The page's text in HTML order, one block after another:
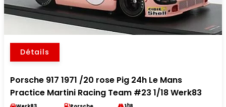
Détails
Porsche 917 1971 /20 rose Pig 24h Le Mans
Practice Martini Racing Team #23 1/18 Werk83